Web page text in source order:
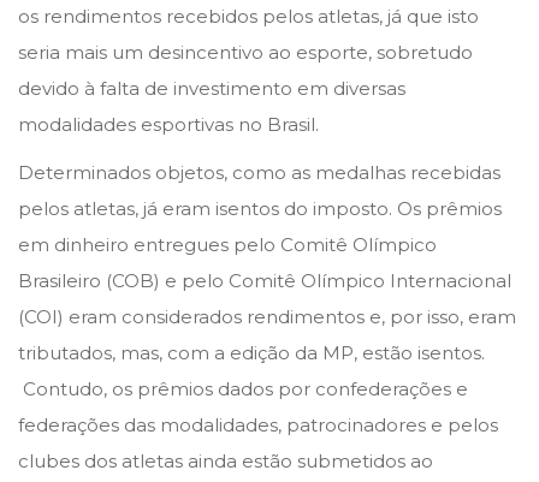
e
2
0
2
os rendimentos recebidos pelos atletas, já que isto
seria mais um desincentivo ao esporte, sobretudo
devido à falta de investimento em diversas
modalidades esportivas no Brasil.
Determinados objetos, como as medalhas recebidas
pelos atletas, já eram isentos do imposto. Os prêmios
em dinheiro entregues pelo Comitê Olímpico
Brasileiro (COB) e pelo Comitê Olímpico Internacional
(COI) eram considerados rendimentos e, por isso, eram
tributados, mas, com a edição da MP, estão isentos.
Contudo, os prêmios dados por confederações e
federações das modalidades, patrocinadores e pelos
clubes dos atletas ainda estão submetidos ao